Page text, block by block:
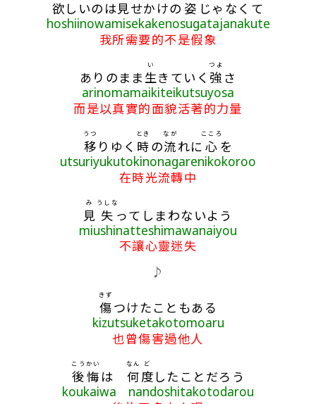
欲 しいのは見せかけの 姿 じゃなくて
hoshiinowamisekakenosugatajanakute
我所需要的不是假象
ありのまま 生
い
きていく 強
つよ
さ
arinomamaikiteikutsuyosa
而是以真實的面貌活著的力量
移
うつ
りゆく 時
とき
の流
なが
れに 心
こころ
を
utsuriyukutokinonagarenikokoroo
在時光流轉中
見
み
失
うしな
ってしまわないよう
miushinatteshimawanaiyou
不讓心靈迷失
♪
傷
きず
つけたこともある
kizutsuketakotomoaru
也曾傷害過他人
後悔
こうかい
は 何
なん
度
ど
したことだろう
koukaiwa nandoshitakotodarou